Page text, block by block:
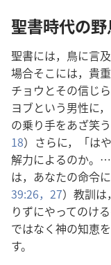
聖書​時代​の​
聖書​に​は，鳥​に​言
場合​そこ​に​は，貴
チョウ​と​その​信じ​
ヨブ​と​いう​男性​に
の​乗り手​を​あざ笑
18）さらに，「は
解​力​に​よる​の​か。
は，あなた​の​命令​
39:26，27）教訓​
り​ず​に​やってのけ
で​は​なく​神​の​知恵​
す。